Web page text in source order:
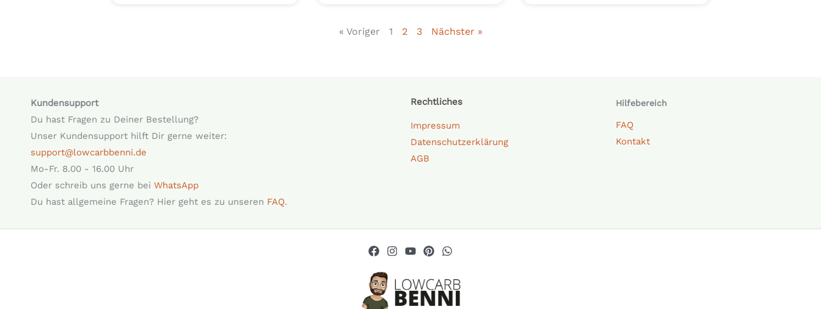
« Voriger 1 2 3 Nächster »
Kundensupport
Du hast Fragen zu Deiner Bestellung?
Unser Kundensupport hilft Dir gerne weiter:
support@lowcarbbenni.de
Mo-Fr. 8.00 - 16.00 Uhr
Oder schreib uns gerne bei WhatsApp
Du hast allgemeine Fragen? Hier geht es zu unseren FAQ.
Rechtliches
Impressum
Datenschutzerklärung
AGB
Hilfebereich
FAQ
Kontakt